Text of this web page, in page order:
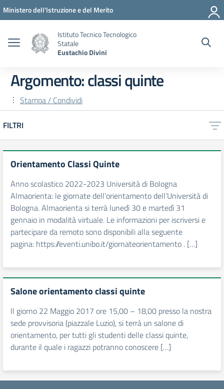
Vai ai contenuti
Vai al menu di navigazione
Vai al footer
Ministero dell'Istruzione e del Merito
Istituto Tecnico Tecnologico
Statale
Eustachio Divini
Argomento: classi quinte
Stampa / Condividi
FILTRI
Orientamento Classi Quinte
Anno scolastico 2022-2023 Università di Bologna
Almaorienta: le giornate dell’orientamento dell’Università di
Bologna. Almaorienta si terrà lunedì 30 e martedì 31
gennaio in modalità virtuale. Le informazioni per iscriversi e
partecipare da remoto sono disponibili alla seguente
pagina: https://eventi.unibo.it/giornateorientamento . […]
Salone orientamento classi quinte
Il giorno 22 Maggio 2017 ore 15,00 – 18,00 presso la nostra
sede provvisoria (piazzale Luzio), si terrà un salone di
orientamento, per tutti gli studenti delle classi quinte,
durante il quale i ragazzi potranno conoscere […]